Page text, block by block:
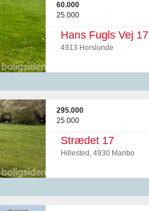
60.000
25.000
Hans Fugls Vej 17
4913 Horslunde
295.000
25.000
Strædet 17
Hillested, 4930 Maribo